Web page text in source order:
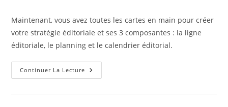
la
publication :
Maintenant, vous avez toutes les cartes en main pour créer
votre stratégie éditoriale et ses 3 composantes : la ligne
éditoriale, le planning et le calendrier éditorial.
Continuer La Lecture Stratégie
Éditoriale